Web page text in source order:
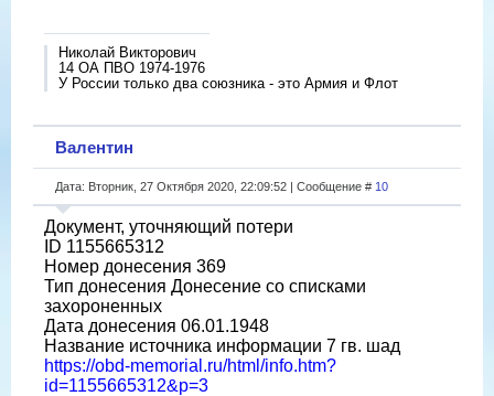
Николай Викторович
14 ОА ПВО 1974-1976
У России только два союзника - это Армия и Флот
Валентин
Дата: Вторник, 27 Октября 2020, 22:09:52 | Сообщение # 10
Документ, уточняющий потери
ID 1155665312
Номер донесения 369
Тип донесения Донесение со списками
захороненных
Дата донесения 06.01.1948
Название источника информации 7 гв. шад
https://obd-memorial.ru/html/info.htm?
id=1155665312&p=3